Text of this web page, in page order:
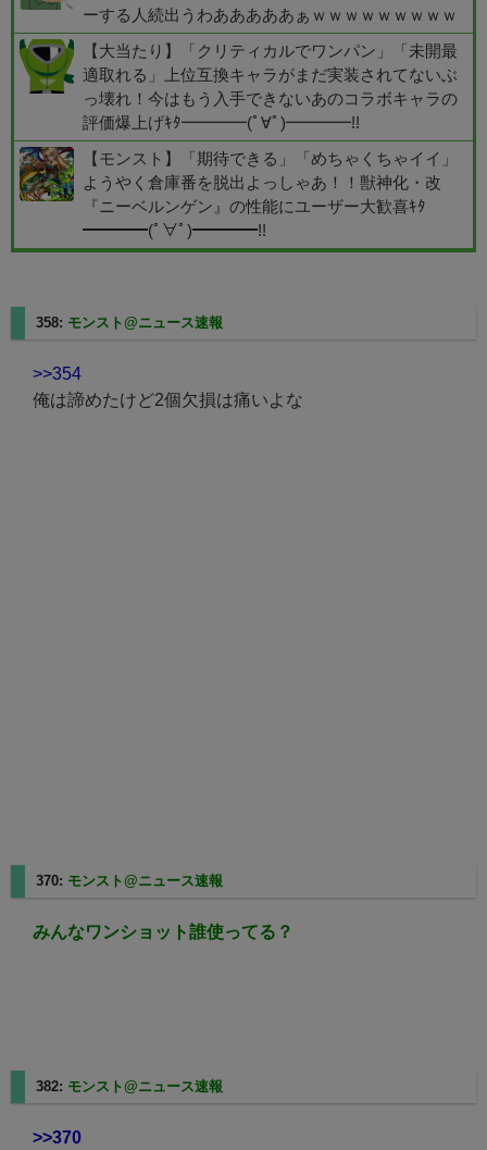
ーする人続出うわあああああぁｗｗｗｗｗｗｗｗｗ
【大当たり】「クリティカルでワンパン」「未開最
適取れる」上位互換キャラがまだ実装されてないぶ
っ壊れ！今はもう入手できないあのコラボキャラの
評価爆上げｷﾀ━━━━(ﾟ∀ﾟ)━━━━!!
【モンスト】「期待できる」「めちゃくちゃイイ」
ようやく倉庫番を脱出よっしゃあ！！獣神化・改
『ニーベルンゲン』の性能にユーザー大歓喜ｷﾀ
━━━━(ﾟ∀ﾟ)━━━━!!
358: モンスト@ニュース速報
>>354
俺は諦めたけど2個欠損は痛いよな
370: モンスト@ニュース速報
みんなワンショット誰使ってる？
382: モンスト@ニュース速報
>>370